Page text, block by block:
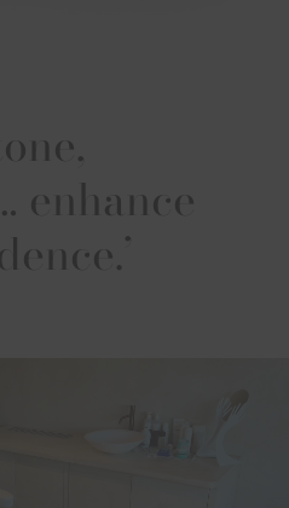
enhance